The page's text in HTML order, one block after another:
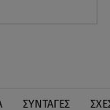
ΣΥΝΤΑΓΕΣ